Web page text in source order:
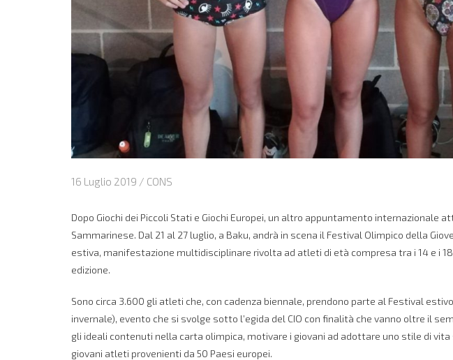
16 Luglio 2019 / CONS
Dopo Giochi dei Piccoli Stati e Giochi Europei, un altro appuntamento internazionale
Sammarinese. Dal 21 al 27 luglio, a Baku, andrà in scena il Festival Olimpico della
estiva, manifestazione multidisciplinare rivolta ad atleti di età compresa tra i 14 e i
edizione.
Sono circa 3.600 gli atleti che, con cadenza biennale, prendono parte al Festival
invernale), evento che si svolge sotto l’egida del CIO con finalità che vanno oltre il
gli ideali contenuti nella carta olimpica, motivare i giovani ad adottare uno stile di
giovani atleti provenienti da 50 Paesi europei.